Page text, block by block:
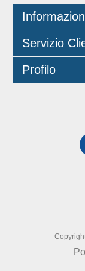
Servizio
Profilo